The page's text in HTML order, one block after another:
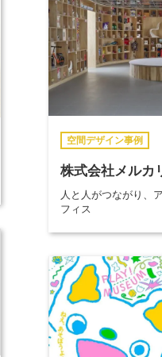
空間デザイン事例
株式会社メルカ
人と人がつながり、
フィス